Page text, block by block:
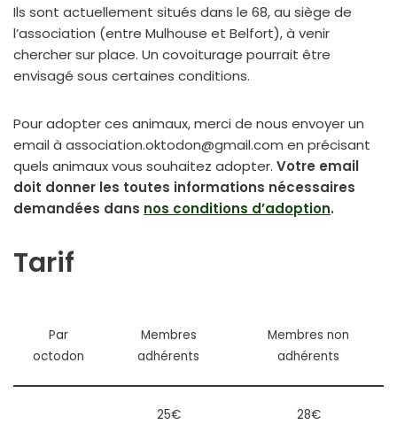
Ils sont actuellement situés dans le 68, au siège de
l’association (entre Mulhouse et Belfort), à venir
chercher sur place. Un covoiturage pourrait être
envisagé sous certaines conditions.
Pour adopter ces animaux, merci de nous envoyer un
email à association.oktodon@gmail.com en précisant
quels animaux vous souhaitez adopter. Votre email
doit donner les toutes informations nécessaires
demandées dans nos conditions d’adoption.
Tarif
Par
octodon
Membres
adhérents
Membres non
adhérents
25€ 28€